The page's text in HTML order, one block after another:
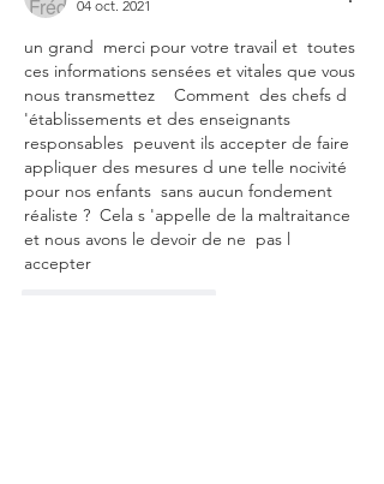
04 oct. 2021
un grand  merci pour votre travail et  toutes
ces informations sensées et vitales que vous
nous transmettez    Comment  des chefs d
'établissements et des enseignants
responsables  peuvent ils accepter de faire
appliquer des mesures d une telle nocivité
pour nos enfants  sans aucun fondement
réaliste ?  Cela s 'appelle de la maltraitance
et nous avons le devoir de ne  pas l
accepter